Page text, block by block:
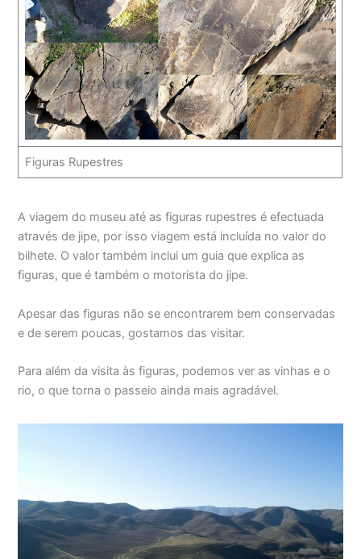
Figuras Rupestres
A viagem do museu até as figuras rupestres é efectuada
através de jipe, por isso viagem está incluída no valor do
bilhete. O valor também inclui um guia que explica as
figuras, que é também o motorista do jipe.
Apesar das figuras não se encontrarem bem conservadas
e de serem poucas, gostamos das visitar.
Para além da visita às figuras, podemos ver as vinhas e o
rio, o que torna o passeio ainda mais agradável.